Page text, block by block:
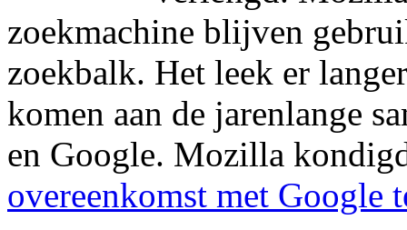
zoekmachine blijven
zoekbalk. Het leek er
komen aan de jarenlange
en Google. Mozilla
overeenkomst met Google